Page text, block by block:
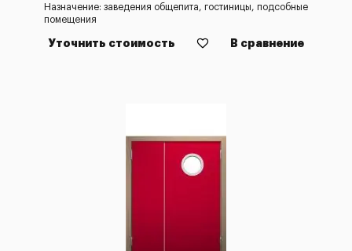
Назначение: заведения общепита, гостиницы, подсобные
помещения
Уточнить стоимость В сравнение